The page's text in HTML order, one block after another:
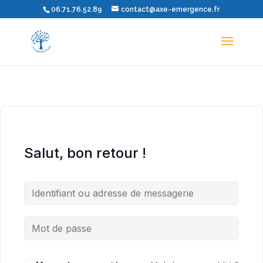
06.71.76.52.89 contact@axe-emergence.fr
Salut, bon retour !